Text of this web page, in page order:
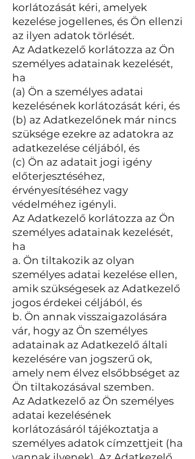
korlátozását kéri, amelyek
kezelése jogellenes, és Ön ellenzi
az ilyen adatok törlését.
Az Adatkezelő korlátozza az Ön
személyes adatainak kezelését,
ha
(a) Ön a személyes adatai
kezelésének korlátozását kéri, és
(b) az Adatkezelőnek már nincs
szüksége ezekre az adatokra az
adatkezelése céljából, és
(c) Ön az adatait jogi igény
előterjesztéséhez,
érvényesítéséhez vagy
védelméhez igényli.
Az Adatkezelő korlátozza az Ön
személyes adatainak kezelését,
ha
a. Ön tiltakozik az olyan
személyes adatai kezelése ellen,
amik szükségesek az Adatkezelő
jogos érdekei céljából, és
b. Ön annak visszaigazolására
vár, hogy az Ön személyes
adatainak az Adatkezelő általi
kezelésére van jogszerű ok,
amely nem élvez elsőbbséget az
Ön tiltakozásával szemben.
Az Adatkezelő az Ön személyes
adatai kezelésének
korlátozásáról tájékoztatja a
személyes adatok címzettjeit (ha